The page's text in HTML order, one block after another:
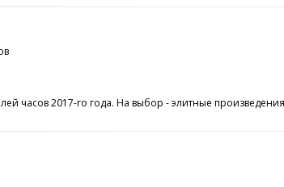
часов 2017-го года. На выбор - элитные